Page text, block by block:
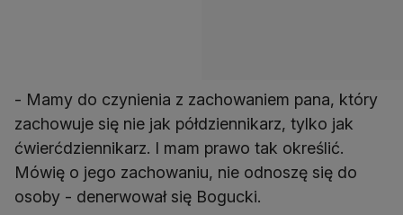
- Mamy do czynienia z zachowaniem pana, który
zachowuje się nie jak półdziennikarz, tylko jak
ćwierćdziennikarz. I mam prawo tak określić.
Mówię o jego zachowaniu, nie odnoszę się do
osoby - denerwował się Bogucki.